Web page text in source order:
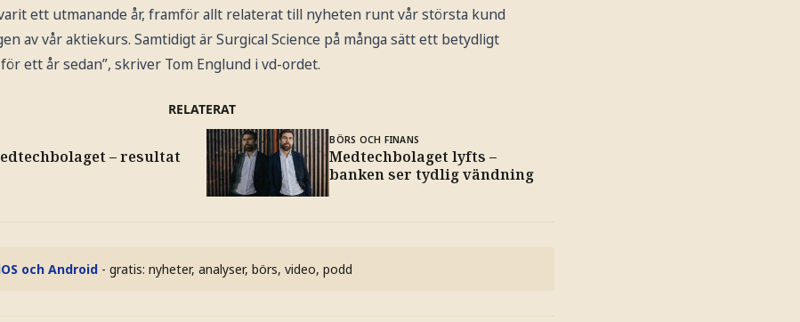
ett utmanande år, framför allt relaterat till nyheten runt vår största kund
av vår aktiekurs. Samtidigt är Surgical Science på många sätt ett betydligt
ett år sedan”, skriver Tom Englund i vd-ordet.
RELATERAT
– resultat
BÖRS OCH FINANS
Medtechbolaget lyfts –
banken ser tydlig vändning
och Android - gratis: nyheter, analyser, börs, video, podd